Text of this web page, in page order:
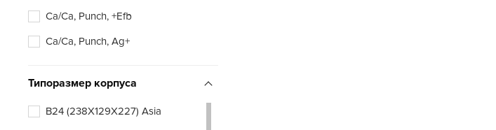
Ca/Ca, Punch, +Efb
Ca/Ca, Punch, Ag+
Типоразмер корпуса
B24 (238X129X227) Asia